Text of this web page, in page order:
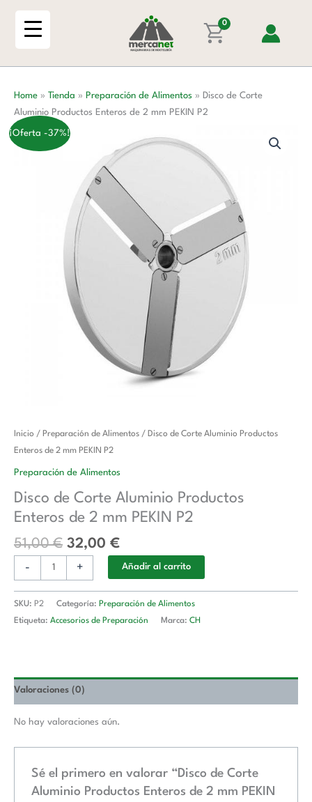
0
Home » Tienda » Preparación de Alimentos » Disco de Corte
Aluminio Productos Enteros de 2 mm PEKIN P2
¡Oferta -37%!
Inicio / Preparación de Alimentos / Disco de Corte Aluminio Productos
Enteros de 2 mm PEKIN P2
Preparación de Alimentos
Disco de Corte Aluminio Productos
Enteros de 2 mm PEKIN P2
51,00€
El
precio
original
51,00 €.
32,00 €
El
32,00 €.
-
Disco
de
Corte
Productos
Enteros
2
mm
PEKIN
P2
cantidad
+ Añadir al carrito
SKU: P2 Categoría: Preparación de Alimentos
Etiqueta: Accesorios de Preparación Marca: CH
Valoraciones (0)
No hay valoraciones aún.
Sé el primero en valorar “Disco de Corte
Aluminio Productos Enteros de 2 mm PEKIN
Productos
Enteros
de
mm
PEKIN
P2
cantidad